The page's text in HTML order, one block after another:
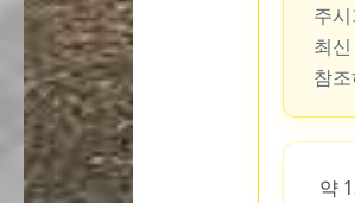
주
최
참
약